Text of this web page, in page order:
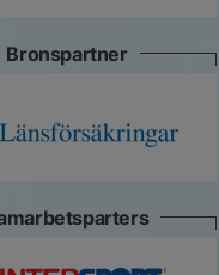
Bronspartner